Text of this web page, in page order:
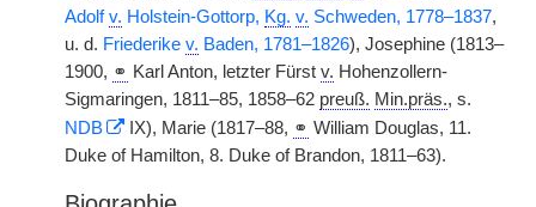
Adolfv. Holstein-Gottorp, Kg. v. Schweden, 1778–1837,
u. d. Friederike v. Baden, 1781–1826), Josephine (1813–
1900, ⚭ Karl Anton, letzter Fürst v. Hohenzollern-
Sigmaringen, 1811–85, 1858–62 preuß. Min.präs., s.
NDB
IX), Marie (1817–88, ⚭ William Douglas, 11.
Duke of Hamilton, 8. Duke of Brandon, 1811–63).